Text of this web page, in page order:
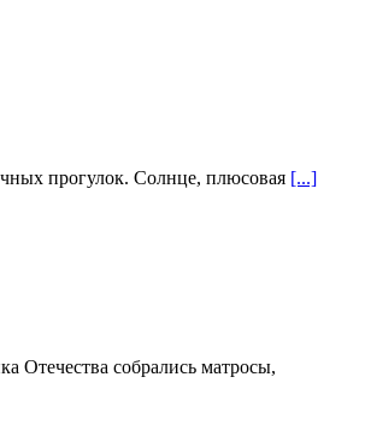
прогулок. Солнце, плюсовая [...]
Отечества собрались матросы,